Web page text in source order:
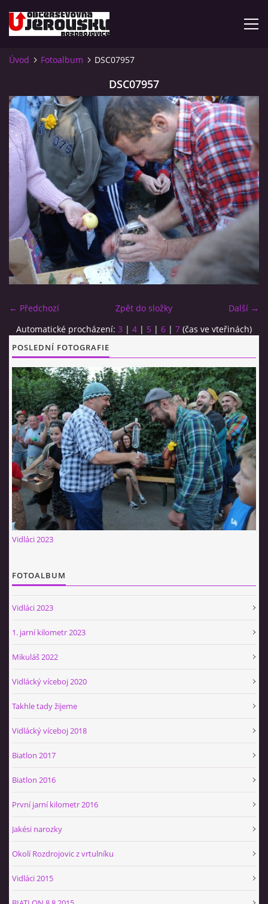
KDE NÁS NAJDETE?
VIDLÁCKÝ VÍCEBOJ 2023 - VIDEO
OTEVÍRACÍ DOBA
VIDLÁCKÝ VÍCEBOJ 2020 - ČLÁNEK Z ROZDROJOVICKÉ
DRBNY 4/2020
VIDLÁCKÝ VÍCEBOJ 2020 - VIDEO
CO SI U NÁS DÁTE?
STUDENÁ KUCHYNĚ
FOTOALBUM
CESTA KOLEM SVĚTA 2014 - VIDEO
VIDLÁCKÝ VÍCEBOJ 2023
CENÍK
Šafránka 182E
petr.jerousek@vinium.cz
Úvod Fotoalbum DSC07957
DSC07957
← Předchozí Další →
Zpět do složky
Automatické procházení: 3 | 4 | 5 | 6 | 7 (čas ve vteřinách)
POSLEDNÍ FOTOGRAFIE
Vidláci 2023
FOTOALBUM
Vidláci 2023
1. jarní kilometr 2023
Mikuláš 2022
Vidlácký víceboj 2020
Takhle tady žijeme
Vidlácký víceboj 2018
Biatlon 2017
Biatlon 2016
První jarní kilometr 2016
Jakési narozky
Okolí Rozdrojovic z vrtulníku
Vidláci 2015